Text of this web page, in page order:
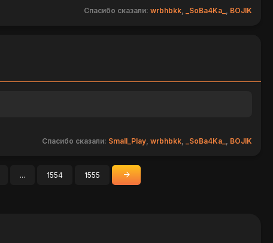
Спасибо сказали: wrbhbkk, _SoBa4Ka_ , BOJIK
Спасибо сказали: Small_Play, wrbhbkk, _SoBa4Ka_ , BOJIK
... 1554 1555 »